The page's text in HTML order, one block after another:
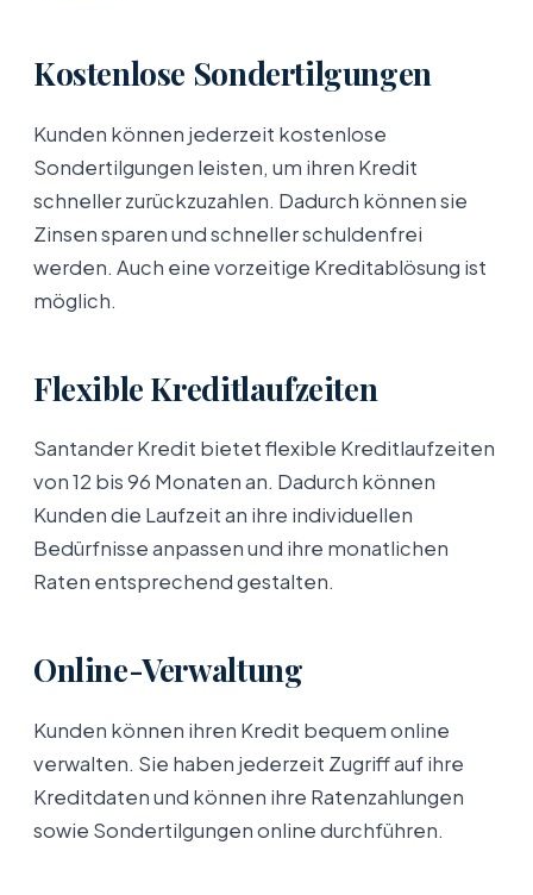
Kostenlose Sondertilgungen
Kunden können jederzeit kostenlose
Sondertilgungen leisten, um ihren Kredit
schneller zurückzuzahlen. Dadurch können sie
Zinsen sparen und schneller schuldenfrei
werden. Auch eine vorzeitige Kreditablösung ist
möglich.
Flexible Kreditlaufzeiten
Santander Kredit bietet flexible Kreditlaufzeiten
von 12 bis 96 Monaten an. Dadurch können
Kunden die Laufzeit an ihre individuellen
Bedürfnisse anpassen und ihre monatlichen
Raten entsprechend gestalten.
Online-Verwaltung
Kunden können ihren Kredit bequem online
verwalten. Sie haben jederzeit Zugriff auf ihre
Kreditdaten und können ihre Ratenzahlungen
sowie Sondertilgungen online durchführen.